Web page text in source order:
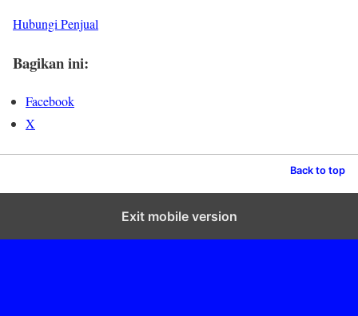
Hubungi Penjual
Bagikan ini:
Facebook
X
Back to top
Exit mobile version